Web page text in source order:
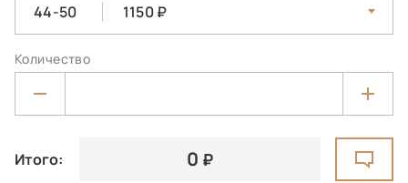
44-50 1150
Количество
Итого: 0